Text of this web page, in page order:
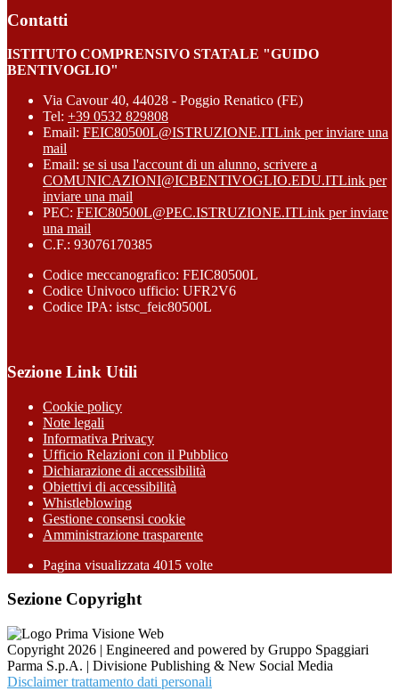
Contatti
ISTITUTO COMPRENSIVO STATALE "GUIDO
BENTIVOGLIO"
Via Cavour 40, 44028 - Poggio Renatico (FE)
Tel: +39 0532 829808
Email: FEIC80500L@ISTRUZIONE.ITLink per inviare una
mail
Email: se si usa l'account di un alunno, scrivere a
COMUNICAZIONI@ICBENTIVOGLIO.EDU.ITLink per
inviare una mail
PEC: FEIC80500L@PEC.ISTRUZIONE.ITLink per inviare
una mail
C.F.: 93076170385
Codice meccanografico: FEIC80500L
Codice Univoco ufficio: UFR2V6
Codice IPA: istsc_feic80500L
Sezione Link Utili
Cookie policy
Note legali
Informativa Privacy
Ufficio Relazioni con il Pubblico
Dichiarazione di accessibilità
Obiettivi di accessibilità
Whistleblowing
Gestione consensi cookie
Amministrazione trasparente
Pagina visualizzata 4015 volte
Sezione Copyright
Copyright 2026 | Engineered and powered by Gruppo Spaggiari
Parma S.p.A. | Divisione Publishing & New Social Media
Disclaimer trattamento dati personali